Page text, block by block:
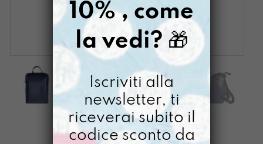
UOVO TUTTOBLU
10% , come
la vedi? 🎁
Iscriviti alla
newsletter, ti
riceverai subito il
codice sconto da